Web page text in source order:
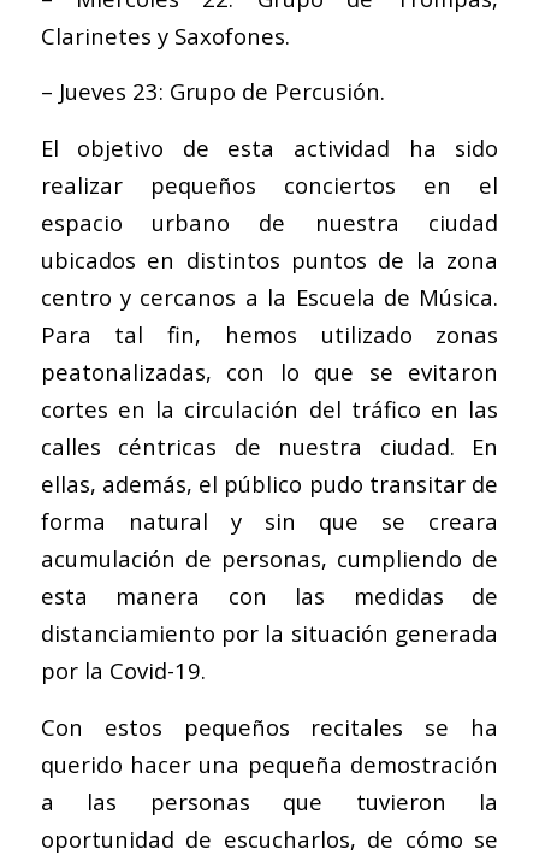
Clarinetes y Saxofones.
– Jueves 23: Grupo de Percusión.
El objetivo de esta actividad ha sido
realizar pequeños conciertos en el
espacio urbano de nuestra ciudad
ubicados en distintos puntos de la zona
centro y cercanos a la Escuela de Música.
Para tal fin, hemos utilizado zonas
peatonalizadas, con lo que se evitaron
cortes en la circulación del tráfico en las
calles céntricas de nuestra ciudad. En
ellas, además, el público pudo transitar de
forma natural y sin que se creara
acumulación de personas, cumpliendo de
esta manera con las medidas de
distanciamiento por la situación generada
por la Covid-19.
Con estos pequeños recitales se ha
querido hacer una pequeña demostración
a las personas que tuvieron la
oportunidad de escucharlos, de cómo se